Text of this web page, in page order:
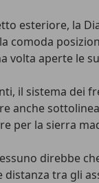
esteriore, la
comoda
volta aperte le
il sistema dei
anche
per la sierra
direbbe
tra gli